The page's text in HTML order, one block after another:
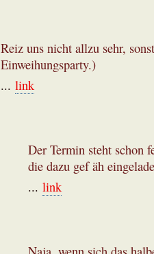
Reiz uns nicht allzu sehr,
Einweihungsparty.)
... link
Der Termin steht schon
die dazu gef äh
... link